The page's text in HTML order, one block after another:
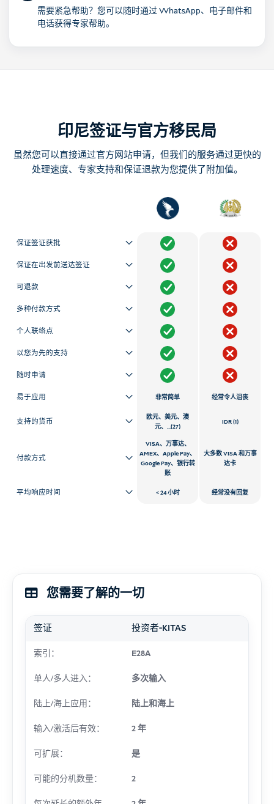
需要紧急帮助？您可以随时通过 WhatsApp、电子邮件和
电话获得专家帮助。
印尼签证与官方移民局
虽然您可以直接通过官方网站申请，但我们的服务通过更快的
处理速度、专家支持和保证退款为您提供了附加值。
保证签证获批
保证在出发前送达签证
可退款
多种付款方式
个人联络点
以您为先的支持
随时申请
易于应用 非常简单 经常令人沮丧
支持的货币
欧元、美元、澳
元、...(27)
IDR (1)
付款方式
VISA、万事达、
AMEX、Apple Pay、
Google Pay、银行转
账
大多数 VISA 和万事
达卡
平均响应时间 24 小时 经常没有回复
您需要了解的一切
签证 投资者-KITAS
索引： E28A
单人/多人进入： 多次输入
陆上/海上应用： 陆上和海上
输入/激活后有效： 2 年
可扩展： 是
可能的分机数量： 2